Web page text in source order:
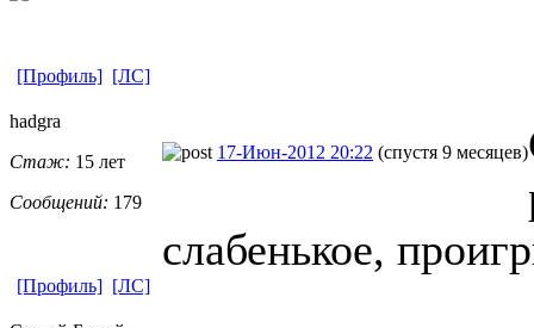
[Профиль] [ЛС]
hadgra
Стаж: 15 лет
Сообщений: 179
17-Июн-2012 20:22 (спустя 9 месяцев)
слабенькое,
[Профиль] [ЛС]